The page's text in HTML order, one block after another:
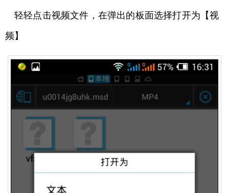
轻轻点击视频文件，在弹出的板面选择打开为【视
频】